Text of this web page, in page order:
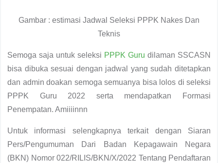
Gambar : estimasi Jadwal Seleksi PPPK Nakes Dan
Teknis
Semoga saja untuk seleksi PPPK Guru dilaman SSCASN
bisa dibuka sesuai dengan jadwal yang sudah ditetapkan
dan admin doakan semoga semuanya bisa lolos di seleksi
PPPK Guru 2022 serta mendapatkan Formasi
Penempatan. Amiiiinnn
Untuk informasi selengkapnya terkait dengan Siaran
Pers/Pengumuman Dari Badan Kepagawain Negara
(BKN) Nomor 022/RILIS/BKN/X/2022 Tentang Pendaftaran